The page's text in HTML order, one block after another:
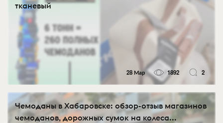
тканевый
28 Мар 1892 2
Чемоданы в Хабаровске: обзор-отзыв магазинов
чемоданов, дорожных сумок на колеса...